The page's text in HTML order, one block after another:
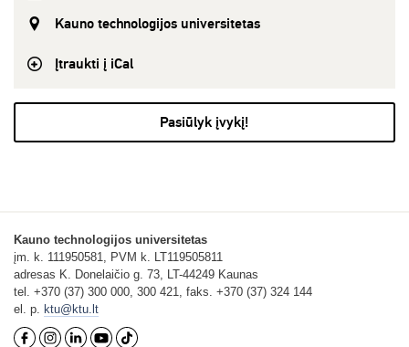
Kauno technologijos universitetas
Įtraukti į iCal
Pasiūlyk įvykį!
Kauno technologijos universitetas
įm. k. 111950581, PVM k. LT119505811
adresas K. Donelaičio g. 73, LT-44249 Kaunas
tel. +370 (37) 300 000, 300 421, faks. +370 (37) 324 144
el. p. ktu@ktu.lt